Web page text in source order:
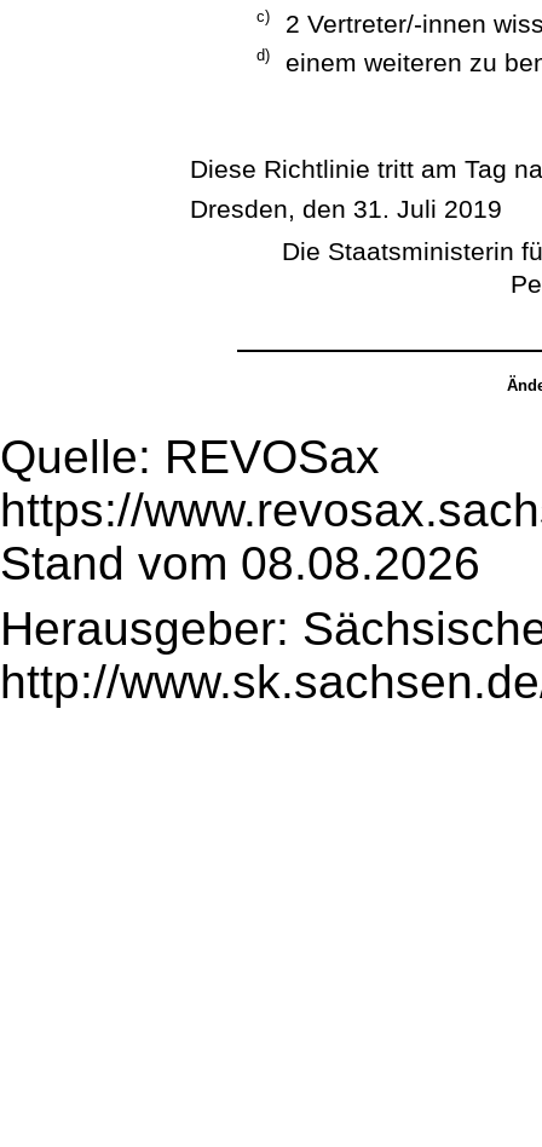
c) 2 Vertreter/-innen
d) einem weiteren zu
Diese Richtlinie tritt am Tag
Dresden, den 31. Juli 2019
Die Staatsministerin
Quelle: REVOSax
https://
Stand vom 08.08.2026
Herausgeber:
http://